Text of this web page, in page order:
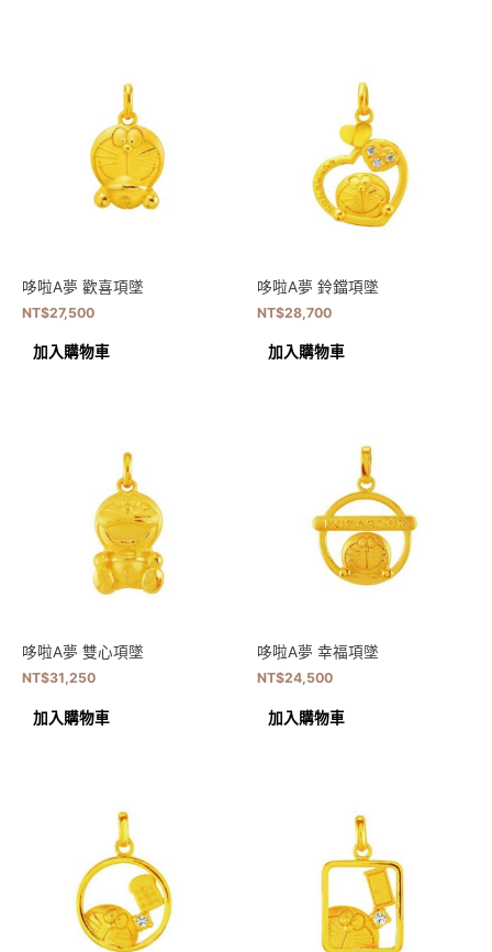
哆啦A夢 歡喜項墜
NT$27,500
加入購物車
哆啦A夢 鈴鐺項墜
NT$28,700
加入購物車
哆啦A夢 雙心項墜
NT$31,250
加入購物車
哆啦A夢 幸福項墜
NT$24,500
加入購物車